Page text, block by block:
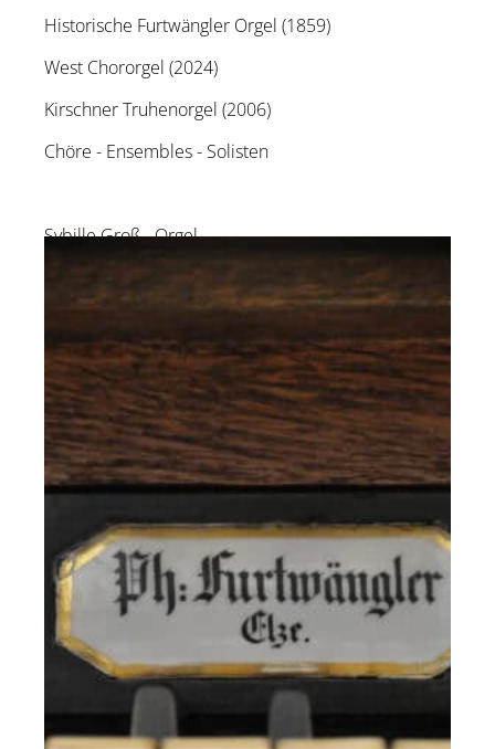
Historische Furtwängler Orgel (1859)
West Chororgel (2024)
Kirschner Truhenorgel (2006)
Chöre - Ensembles - Solisten
Sybille Groß - Orgel
zur Künstler-Website